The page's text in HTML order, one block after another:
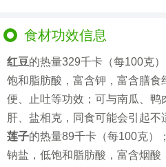
食材功效信息
红豆的热量329千卡（每100克
饱和脂肪酸，富含钾，富含膳
便、止吐等功效；可与南瓜、
肝、盐相克，同食可能会引起不
莲子的热量89千卡（每100克）
钠盐，低饱和脂肪酸，富含烟酸